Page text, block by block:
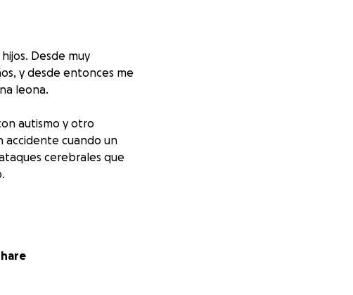
Desde muy
y desde entonces me
leona.
autismo y otro
accidente cuando un
cerebrales que
muy dura: con